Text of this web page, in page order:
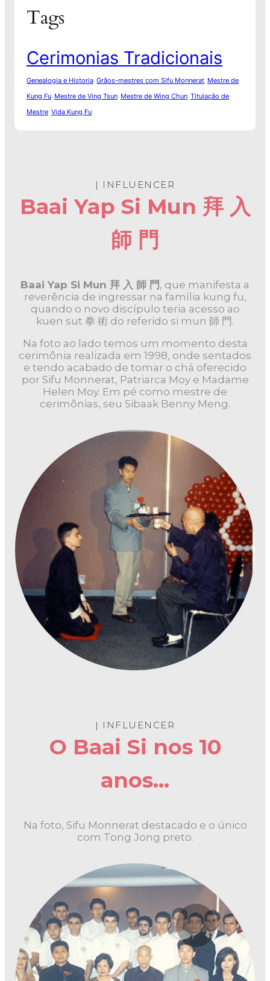
Tags
Cerimonias Tradicionais
Genealogia e Historia Grãos-mestres com Sifu Monnerat Mestre de
Kung Fu Mestre de Ving Tsun Mestre de Wing Chun Titulação de
Mestre Vida Kung Fu
| INFLUENCER
Baai Yap Si Mun 拜 入
師 門
Baai Yap Si Mun 拜 入 師 門 , que manifesta a
reverência de ingressar na família kung fu,
quando o novo discípulo teria acesso ao
kuen sut 拳 術 do referido si mun 師 門.
Na foto ao lado temos um momento desta
cerimônia realizada em 1998, onde sentados
e tendo acabado de tomar o chá oferecido
por Sifu Monnerat, Patriarca Moy e Madame
Helen Moy. Em pé como mestre de
cerimônias, seu Sibaak Benny Meng.
| INFLUENCER
O Baai Si nos 10
anos...
Na foto, Sifu Monnerat destacado e o único
com Tong Jong preto.